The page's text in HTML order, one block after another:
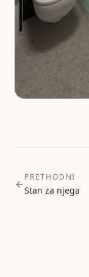
PRETHODNI
Stan za njega